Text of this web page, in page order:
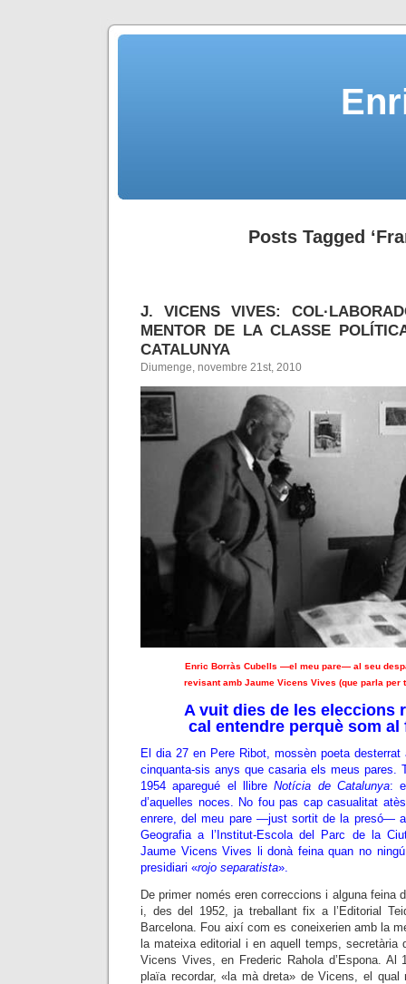
Posts Tagged
J. VICENS VIVES:
MENTOR DE LA CLASSE
CATALUNYA
Diumenge, novembre 21st, 2010
Enric Borràs Cubells —el meu pare— al seu
revisant amb Jaume Vicens Vives (que parla per
A vuit dies de les eleccions
cal entendre perquè som al
El dia 27 en Pere Ribot, mossèn poeta
cinquanta-sis anys que casaria els meus pares.
1954 aparegué el llibreNotícia de Catalunya:
d’aquelles noces. No fou pas cap casualitat
enrere, del meu pare —just sortit de la presó—
Geografia a l’Institut-Escola del Parc de la
Jaume Vicens Vives li donà feina quan no
presidiari «rojo separatista».
De primer només eren correccions i alguna feina
i, des del 1952, ja treballant fix a l’Editorial
Barcelona. Fou així com es coneixerien amb la
la mateixa editorial i en aquell temps,
Vicens Vives, en Frederic Rahola d’Espona.
plaïa recordar, «la mà dreta» de Vicens, el